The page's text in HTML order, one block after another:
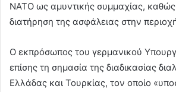
ΝΑΤΟ ως αμυντικής συμμαχίας, καθώς
διατήρηση της ασφάλειας στην
Ο εκπρόσωπος του γερμανικού
επίσης τη σημασία της διαδικασίας
Ελλάδας και Τουρκίας, τον οποίο